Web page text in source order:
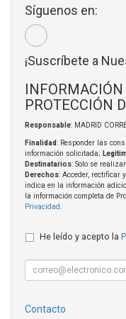
Síguenos en:
¡Suscríbete a
PROTECCIÓN
Responsable: MADRID
Finalidad: Responder las
información solicitada;
Destinatarios: Solo se
Derechos: Acceder, rectificar
indica en la información
la información completa de
Privacidad
He leído y acepto la
Contacto